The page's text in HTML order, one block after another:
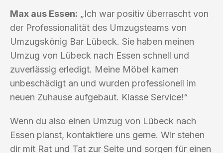
Max aus Essen: „Ich war positiv überrascht von
der Professionalität des Umzugsteams von
Umzugskönig Bar Lübeck. Sie haben meinen
Umzug von Lübeck nach Essen schnell und
zuverlässig erledigt. Meine Möbel kamen
unbeschädigt an und wurden professionell im
neuen Zuhause aufgebaut. Klasse Service!“
Wenn du also einen Umzug von Lübeck nach
Essen planst, kontaktiere uns gerne. Wir stehen
dir mit Rat und Tat zur Seite und sorgen für einen